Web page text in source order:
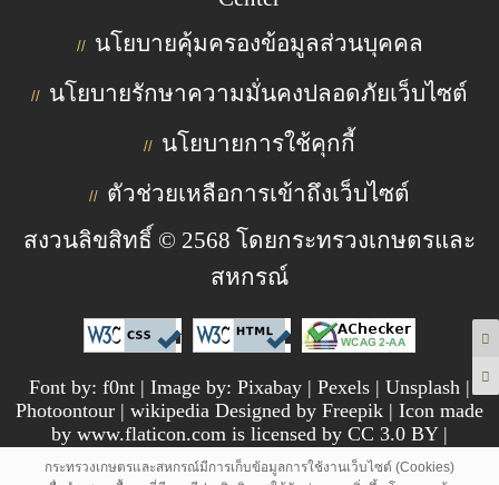
// นโยบายคุ้มครองข้อมูลส่วนบุคคล
// นโยบายรักษาความมั่นคงปลอดภัยเว็บไซต์
// นโยบายการใช้คุกกี้
// ตัวช่วยเหลือการเข้าถึงเว็บไซต์
สงวนลิขสิทธิ์ © 2568 โดยกระทรวงเกษตรและ
สหกรณ์
Font by: f0nt | Image by: Pixabay | Pexels | Unsplash |
Photoontour | wikipedia Designed by Freepik | Icon made
by www.flaticon.com is licensed by CC 3.0 BY |
pngtree.com
กระทรวงเกษตรและสหกรณ์มีการเก็บข้อมูลการใช้งานเว็บไซต์ (Cookies)